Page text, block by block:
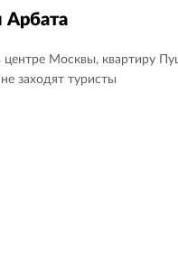
Арбата
центре Москвы, квартиру
заходят туристы